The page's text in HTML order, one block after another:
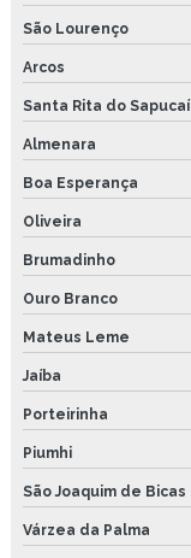
São Lourenço
Arcos
Santa Rita do Sapucaí
Almenara
Boa Esperança
Oliveira
Brumadinho
Ouro Branco
Mateus Leme
Jaíba
Porteirinha
Piumhi
São Joaquim de Bicas
Várzea da Palma